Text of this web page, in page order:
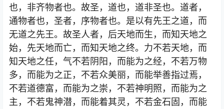
也，非齐物者也。故圣，道也，道非圣也。道者，
通物者也，圣者，序物者也。是以有先王之道，而
无道之先王。故圣人者，后天地而生，而知天地之
始，先天地而亡，而知天地之终。力不若天地，而
知天地之任，气不若阴阳，而能为之经，不若万物
多，而能为之正，不若众美丽，而能举善指过焉，
不若道德富，而能为之崇，不若神明照，而能为之
主，不若鬼神潜，而能着其灵，不若金石固，而能